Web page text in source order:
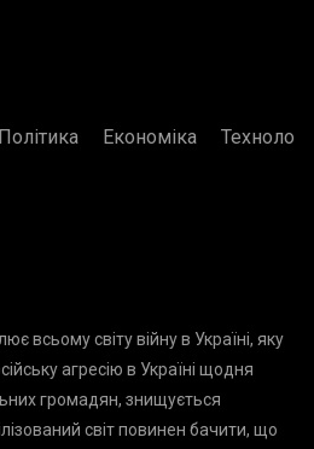
Політика Економіка Технології
всьому світу війну в Україні, яку
агресію в Україні щодня
громадян, знищується
світ повинен бачити, що